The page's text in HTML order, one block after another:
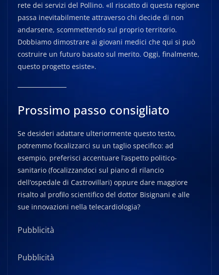
rete dei servizi del Pollino. «Il riscatto di questa regione
passa inevitabilmente attraverso chi decide di non
andarsene, scommettendo sul proprio territorio.
Dobbiamo dimostrare ai giovani medici che qui si può
costruire un futuro basato sul merito. Oggi, finalmente,
questo progetto esiste».
Prossimo passo consigliato
Se desideri adattare ulteriormente questo testo,
potremmo focalizzarci su un taglio specifico: ad
esempio, preferisci accentuare l’aspetto politico-
sanitario (focalizzandoci sul piano di rilancio
dell’ospedale di Castrovillari) oppure dare maggiore
risalto al profilo scientifico del dottor Bisignani e alle
sue innovazioni nella telecardiologia?
Pubblicità
Pubblicità